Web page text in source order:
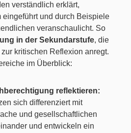
verständlich erklärt,
eingeführt und durch Beispiele
veranschaulicht. So
in der Sekundarstufe, die
kritischen Reflexion anregt.
im Überblick:
reflektieren:
sich differenziert mit
und gesellschaftlichen
und entwickeln ein